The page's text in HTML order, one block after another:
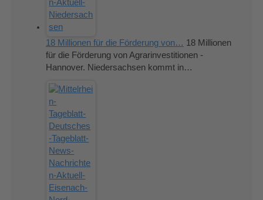
18 Millionen für die Förderung von… 18 Millionen
für die Förderung von Agrarinvestitionen -
Hannover. Niedersachsen kommt in…